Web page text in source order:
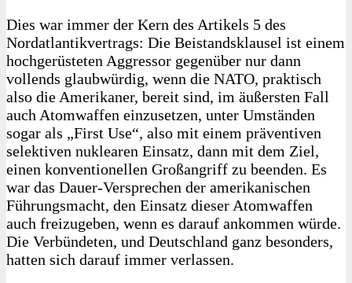
Dies war immer der Kern des Artikels 5 des
Nordatlantikvertrags: Die Beistandsklausel ist einem
hochgerüsteten Aggressor gegenüber nur dann
vollends glaubwürdig, wenn die NATO, praktisch
also die Amerikaner, bereit sind, im äußersten Fall
auch Atomwaffen einzusetzen, unter Umständen
sogar als „First Use“, also mit einem präventiven
selektiven nuklearen Einsatz, dann mit dem Ziel,
einen konventionellen Großangriff zu beenden. Es
war das Dauer-Versprechen der amerikanischen
Führungsmacht, den Einsatz dieser Atomwaffen
auch freizugeben, wenn es darauf ankommen würde.
Die Verbündeten, und Deutschland ganz besonders,
hatten sich darauf immer verlassen.